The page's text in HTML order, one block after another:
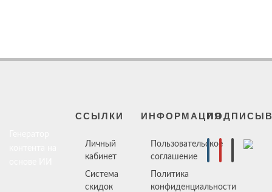
ССЫЛКИ
Личный
кабинет
Система
скидок
ИНФОРМАЦИЯ
Пользовательское
соглашение
Политика
конфиденциальности